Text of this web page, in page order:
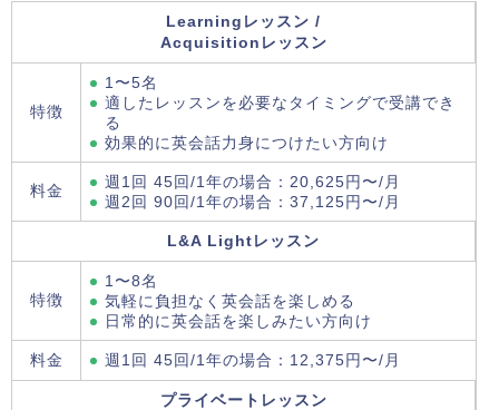
Learningレッスン /
Acquisitionレッスン
特徴
1〜5名
適したレッスンを必要なタイミングで受講でき
る
効果的に英会話力身につけたい方向け
料金
週1回 45回/1年の場合：20,625円〜/月
週2回 90回/1年の場合：37,125円〜/月
L&A Lightレッスン
特徴
1〜8名
気軽に負担なく英会話を楽しめる
日常的に英会話を楽しみたい方向け
料金 週1回 45回/1年の場合：12,375円〜/月
プライベートレッスン